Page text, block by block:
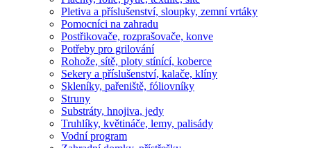
Pletiva a příslušenství, sloupky, zemní vrtáky
Pomocníci na zahradu
Postřikovače, rozprašovače, konve
Potřeby pro grilování
Rohože, sítě, ploty stínící, koberce
Sekery a příslušenství, kalače, klíny
Skleníky, pařeniště, fóliovníky
Struny
Substráty, hnojiva, jedy
Truhlíky, květináče, lemy, palisády
Vodní program